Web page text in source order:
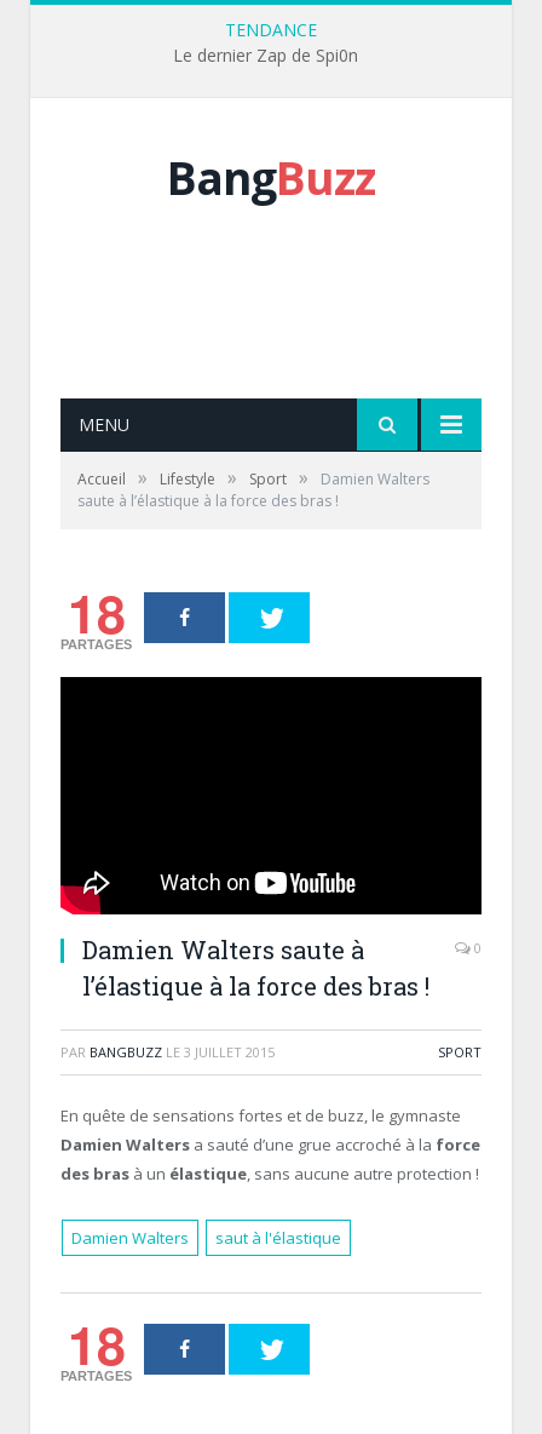
TENDANCE
Le dernier Zap de Spi0n
BangBuzz
MENU
Accueil » Lifestyle » Sport »
Damien Walters
saute à l’élastique à la force des bras !
18
PARTAGES
Damien Walters saute à
l’élastique à la force des bras !
0
PAR BANGBUZZ LE 3 JUILLET 2015 SPORT
En quête de sensations fortes et de buzz, le gymnaste
Damien Walters a sauté d’une grue accroché à la force
des bras à un élastique, sans aucune autre protection !
Damien Walters saut à l'élastique
18
PARTAGES